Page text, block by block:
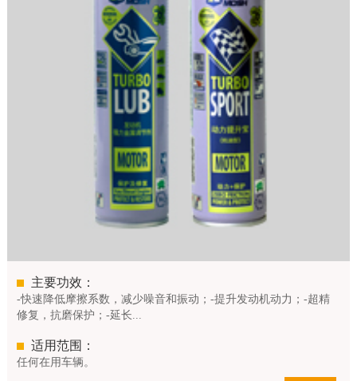
主要功效：
-快速降低摩擦系数，减少噪音和振动；-提升发动机动力；-超精
修复，抗磨保护；-延长...
适用范围：
任何在用车辆。